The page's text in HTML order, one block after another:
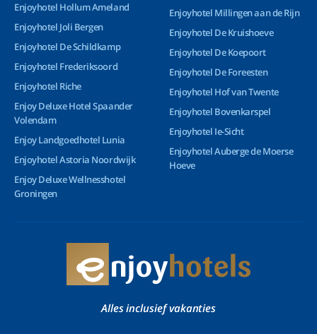
Enjoyhotel Hollum Ameland
Enjoyhotel Joli Bergen
Enjoyhotel De Schildkamp
Enjoyhotel Frederiksoord
Enjoyhotel Riche
Enjoy Deluxe Hotel Spaander
Volendam
Enjoy Landgoedhotel Lunia
Enjoyhotel Astoria Noordwijk
Enjoy Deluxe Wellnesshotel
Groningen
Enjoyhotel Millingen aan de Rijn
Enjoyhotel De Kruishoeve
Enjoyhotel De Koepoort
Enjoyhotel De Foreesten
Enjoyhotel Hof van Twente
Enjoyhotel Bovenkarspel
Enjoyhotel Ie-Sicht
Enjoyhotel Auberge de Moerse
Hoeve
Alles inclusief vakanties